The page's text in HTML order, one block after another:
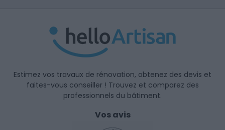
Estimez vos travaux de rénovation, obtenez des devis et
faites-vous conseiller ! Trouvez et comparez des
professionnels du bâtiment.
Vos avis